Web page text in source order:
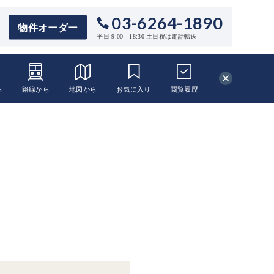
物件オーダー 03-6264-1890
平日 9:00 - 18:30 土日祝は電話転送
路線から 地図から お気に入り 閲覧履歴